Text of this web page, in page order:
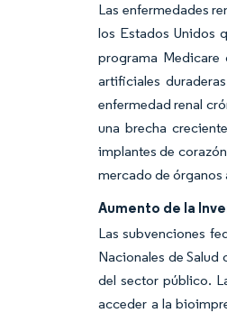
Las enfermedades
los Estados Unidos
programa Medicare
artificiales
enfermedad renal
una brecha
implantes de
mercado de órganos
Aumento de la
Las subvenciones
Nacionales de
del sector público.
acceder a la